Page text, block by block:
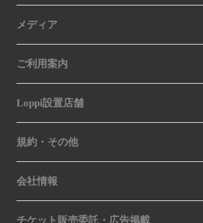
メディア
ご利用案内
Loppi設置店舗
規約・その他
会社情報
チケット販売委託・広告掲載